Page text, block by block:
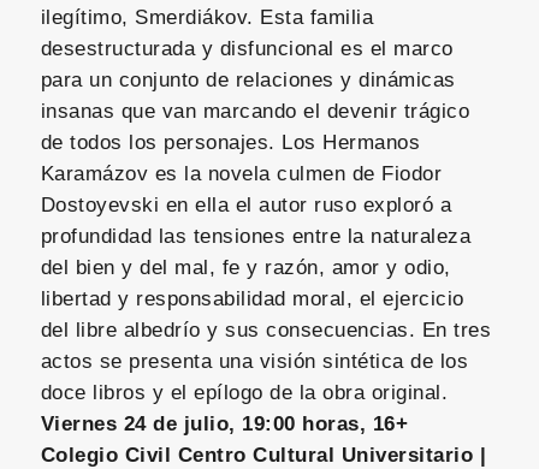
ilegítimo, Smerdiákov. Esta familia
desestructurada y disfuncional es el marco
para un conjunto de relaciones y dinámicas
insanas que van marcando el devenir trágico
de todos los personajes. Los Hermanos
Karamázov es la novela culmen de Fiodor
Dostoyevski en ella el autor ruso exploró a
profundidad las tensiones entre la naturaleza
del bien y del mal, fe y razón, amor y odio,
libertad y responsabilidad moral, el ejercicio
del libre albedrío y sus consecuencias. En tres
actos se presenta una visión sintética de los
doce libros y el epílogo de la obra original.
Viernes 24 de julio, 19:00 horas, 16+
Colegio Civil Centro Cultural Universitario |